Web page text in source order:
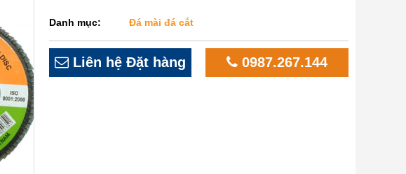
Danh mục: Đá mài đá cắt
Liên hệ Đặt hàng 0987.267.144